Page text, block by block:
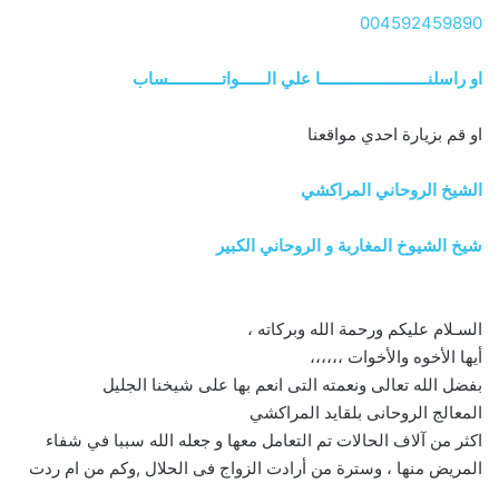
004592459890
او راسلنــــــــــــــــــــــــا علي الــــــواتــــــــــــساب
او قم بزيارة احدي مواقعنا
الشيخ الروحاني المراكشي
شيخ الشيوخ المغاربة و الروحاني الكبير
السـلام عليكم ورحمة الله وبركاته ،
أيها الأخوه والأخوات ،،،،،،
بفضل الله تعالى ونعمته التى انعم بها على شيخنا الجليل
المعالج الروحانى بلقايد المراكشي
اكثر من آلاف الحالات تم التعامل معها و جعله الله سببا في شفاء
المريض منها ، وسترة من أرادت الزواج فى الحلال ,وكم من ام ردت